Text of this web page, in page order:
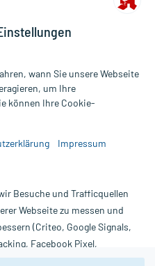
Versandkosten
ausschließlich für
durch einen Arzt. Bitte
| Diese Webseite benutzt
die wichtigen Hinweise in
den Widerruf einer Bestellung
wann Sie unsere Webseite
um Ihre
können Ihre Cookie-
Impressum
Besuche und Trafficquellen
Webseite zu messen und
(Criteo, Google Signals,
Facebook Pixel,